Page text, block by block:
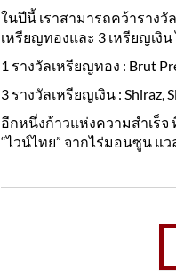
ในปีนี้ เราสามารถคว้ารางวั
เหรียญทองและ 3 เหรียญเงิน
1 รางวัลเหรียญทอง : Brut
3 รางวัลเหรียญเงิน : Shiraz,
อีกหนึ่งก้าวแห่งความสำเร็
“ไวน์ไทย” จากไร่มอนซูน แ